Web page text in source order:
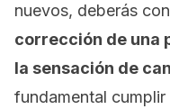
nuevos, deberás
corrección de una
la sensación de
fundamental